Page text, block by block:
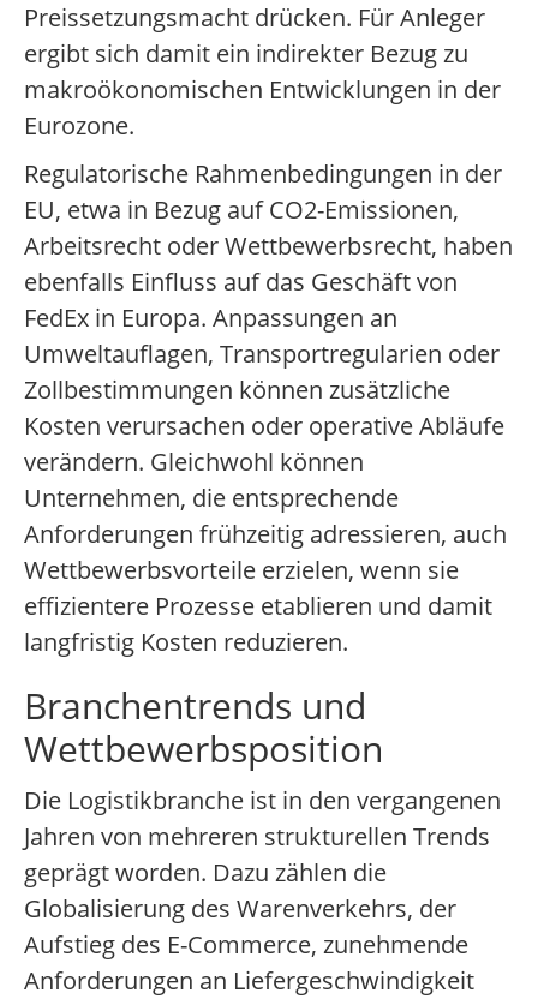
Preissetzungsmacht drücken. Für Anleger
ergibt sich damit ein indirekter Bezug zu
makroökonomischen Entwicklungen in der
Eurozone.
Regulatorische Rahmenbedingungen in der
EU, etwa in Bezug auf CO2-Emissionen,
Arbeitsrecht oder Wettbewerbsrecht, haben
ebenfalls Einfluss auf das Geschäft von
FedEx in Europa. Anpassungen an
Umweltauflagen, Transportregularien oder
Zollbestimmungen können zusätzliche
Kosten verursachen oder operative Abläufe
verändern. Gleichwohl können
Unternehmen, die entsprechende
Anforderungen frühzeitig adressieren, auch
Wettbewerbsvorteile erzielen, wenn sie
effizientere Prozesse etablieren und damit
langfristig Kosten reduzieren.
Branchentrends und
Wettbewerbsposition
Die Logistikbranche ist in den vergangenen
Jahren von mehreren strukturellen Trends
geprägt worden. Dazu zählen die
Globalisierung des Warenverkehrs, der
Aufstieg des E-Commerce, zunehmende
Anforderungen an Liefergeschwindigkeit